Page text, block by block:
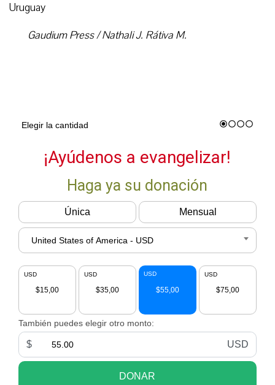
Uruguay
Gaudium Press / Nathali J. Rátiva M.